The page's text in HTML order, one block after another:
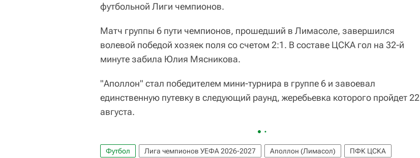
футбольной Лиги чемпионов.
Матч группы 6 пути чемпионов, прошедший в Лимасоле, завершился
волевой победой хозяек поля со счетом 2:1. В составе ЦСКА гол на 32-й
минуте забила Юлия Мясникова.
"Аполлон" стал победителем мини-турнира в группе 6 и завоевал
единственную путевку в следующий раунд, жеребьевка которого пройдет 22
августа.
Футбол Лига чемпионов УЕФА 2026-2027 Аполлон (Лимасол) ПФК ЦСКА